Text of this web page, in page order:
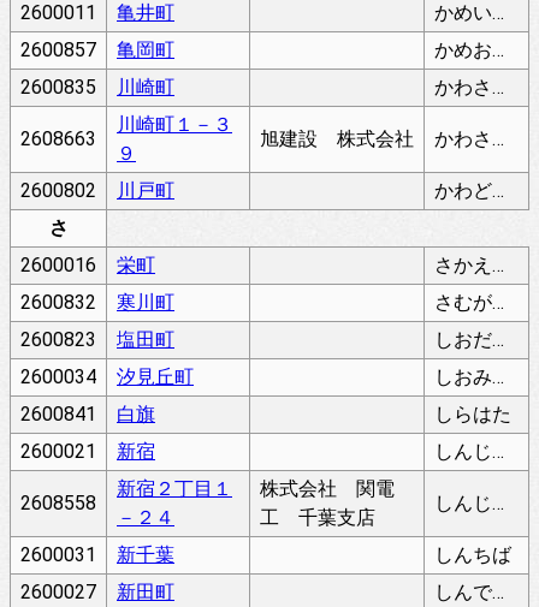
2600011 亀井町
かめいちょう
2600857
亀岡町
かめおかちょう
2600835
川崎町 かわさきちょう
2608663
川崎町１－３
９
旭建設 株式会社 かわさきちょう
2600802 川戸町
かわどちょう
さ
2600016
栄町
さかえちょう
2600832
寒川町
さむがわちょう
2600823
塩田町
しおだちょう
2600034
汐見丘町
しおみがおかちょう
2600841
白旗
しらはた
2600021
新宿 しんじゅく
2608558
新宿２丁目１
－２４
株式会社 関電
工 千葉支店
しんじゅく
2600031 新千葉
しんちば
2600027
新田町
しんでんちょう